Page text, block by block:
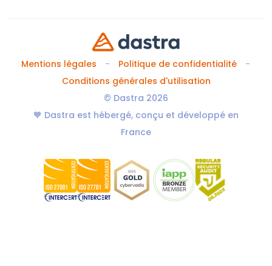
Mentions légales
Politique de confidentialité
Conditions générales d'utilisation
© Dastra 2026
🧡 Dastra est hébergé, conçu et développé en
France